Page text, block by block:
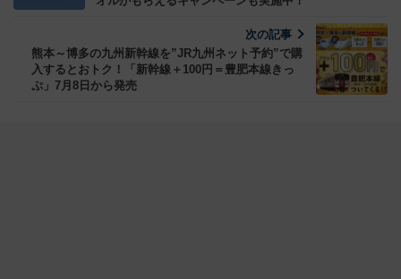
次の記事
熊本～博多の九州新幹線を”JR九州ネット予約”で購
入するとおトク！「新幹線＋100円＝豊肥本線きっ
ぷ」7月8日から発売